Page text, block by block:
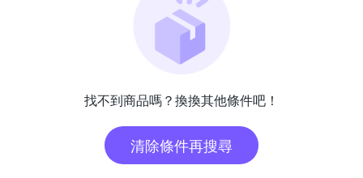
找不到商品嗎？換換其他條件吧！
清除條件再搜尋